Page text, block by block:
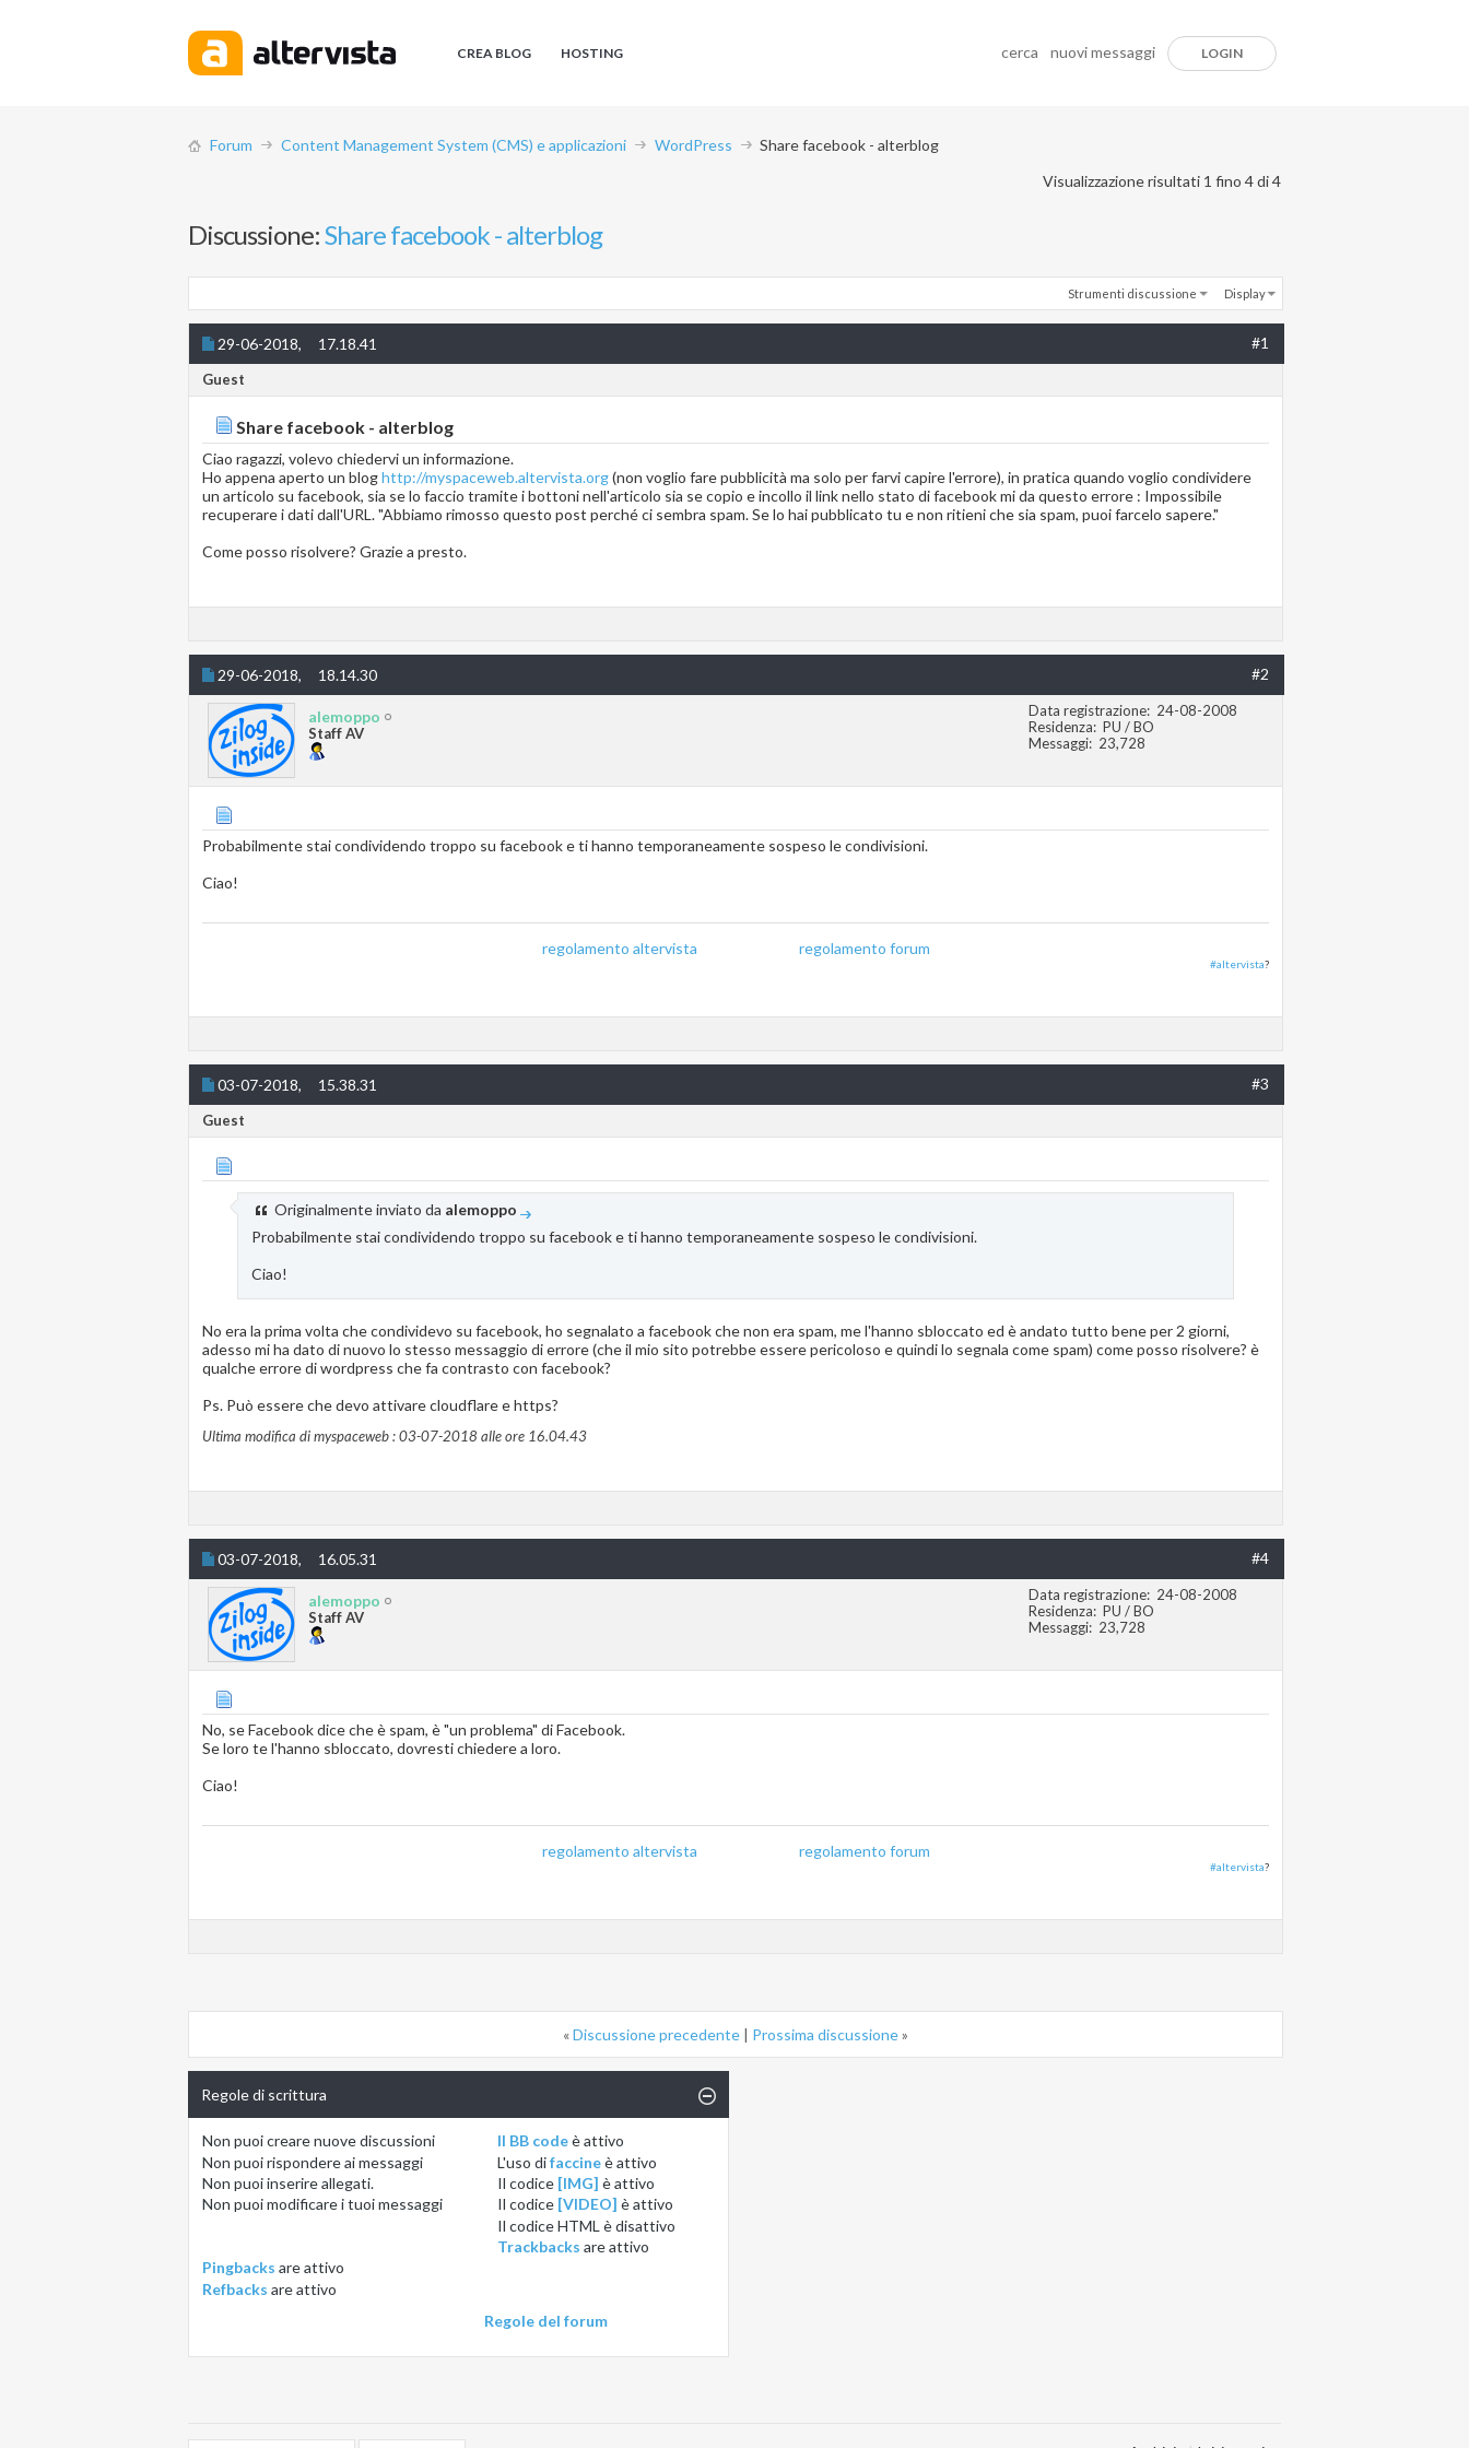
CREA BLOG HOSTING cerca nuovi messaggi LOGIN
Forum Content Management System (CMS) e applicazioni WordPress
Share facebook - alterblog
Visualizzazione risultati 1 fino 4 di 4
Discussione:Share facebook - alterblog
Strumenti discussione Display
29-06-2018, 17.18.41 #1
Guest
Share facebook - alterblog
Ciao ragazzi, volevo chiedervi un informazione.
Ho appena aperto un bloghttp://myspaceweb.altervista.org(non voglio fare pubblicità ma solo per farvi capire l'errore), in pratica quando voglio condividere
un articolo su facebook, sia se lo faccio tramite i bottoni nell'articolo sia se copio e incollo il link nello stato di facebook mi da questo errore : Impossibile
recuperare i dati dall'URL. "Abbiamo rimosso questo post perché ci sembra spam. Se lo hai pubblicato tu e non ritieni che sia spam, puoi farcelo sapere."
Come posso risolvere? Grazie a presto.
29-06-2018, 18.14.30 #2
alemoppo
Staff AV
Data registrazione
24-08-2008
Residenza
PU / BO
Messaggi
23,728
Probabilmente stai condividendo troppo su facebook e ti hanno temporaneamente sospeso le condivisioni.
Ciao!
regolamento altervista regolamento forum
#altervista?
03-07-2018, 15.38.31 #3
Guest
Originalmente inviato da alemoppo
Probabilmente stai condividendo troppo su facebook e ti hanno temporaneamente sospeso le condivisioni.
Ciao!
No era la prima volta che condividevo su facebook, ho segnalato a facebook che non era spam, me l'hanno sbloccato ed è andato tutto bene per 2 giorni,
adesso mi ha dato di nuovo lo stesso messaggio di errore (che il mio sito potrebbe essere pericoloso e quindi lo segnala come spam) come posso risolvere? è
qualche errore di wordpress che fa contrasto con facebook?
Ps. Può essere che devo attivare cloudflare e https?
Ultima modifica di myspaceweb : 03-07-2018 alle ore 16.04.43
03-07-2018, 16.05.31 #4
alemoppo
Staff AV
Data registrazione
24-08-2008
Residenza
PU / BO
Messaggi
23,728
No, se Facebook dice che è spam, è "un problema" di Facebook.
Se loro te l'hanno sbloccato, dovresti chiedere a loro.
Ciao!
regolamento altervista regolamento forum
#altervista?
«Discussione precedente | Prossima discussione»
Regole di scrittura
Non puoicreare nuove discussioni
Non puoirispondere ai messaggi
Non puoiinserire allegati.
Non puoimodificare i tuoi messaggi
Il BB codeèattivo
L'uso difaccineèattivo
Il codice [IMG] èattivo
Il codice [VIDEO] èattivo
Il codice HTML èdisattivo
Trackbacks areattivo
Pingbacks areattivo
Refbacks areattivo
Regole del forum